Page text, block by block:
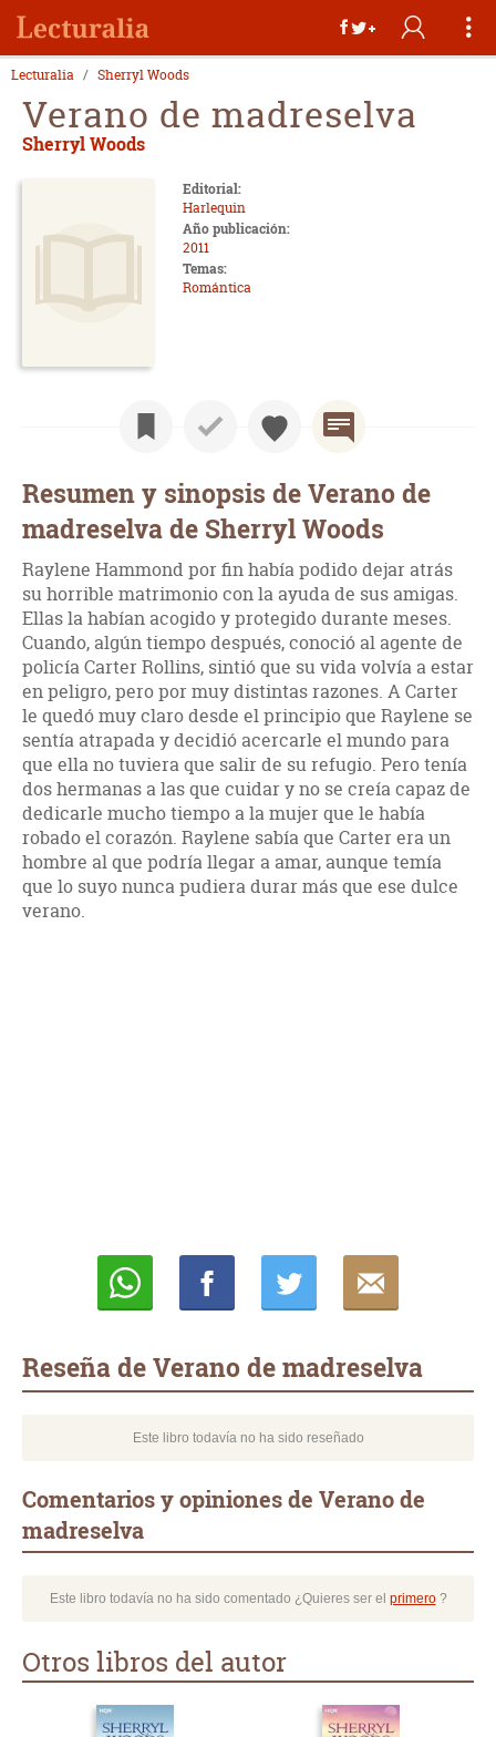
Lecturalia Sherryl Woods
Verano de madreselva
Sherryl Woods
Editorial:
Harlequin
Año publicación:
2011
Temas:
Romántica
Resumen y sinopsis de Verano de
madreselva de Sherryl Woods
Raylene Hammond por fin había podido dejar atrás
su horrible matrimonio con la ayuda de sus amigas.
Ellas la habían acogido y protegido durante meses.
Cuando, algún tiempo después, conoció al agente de
policía Carter Rollins, sintió que su vida volvía a estar
en peligro, pero por muy distintas razones. A Carter
le quedó muy claro desde el principio que Raylene se
sentía atrapada y decidió acercarle el mundo para
que ella no tuviera que salir de su refugio. Pero tenía
dos hermanas a las que cuidar y no se creía capaz de
dedicarle mucho tiempo a la mujer que le había
robado el corazón. Raylene sabía que Carter era un
hombre al que podría llegar a amar, aunque temía
que lo suyo nunca pudiera durar más que ese dulce
verano.
Reseña de Verano de madreselva
Este libro todavía no ha sido reseñado
Comentarios y opiniones de Verano de
madreselva
Este libro todavía no ha sido comentado ¿Quieres ser el primero?
Otros libros del autor